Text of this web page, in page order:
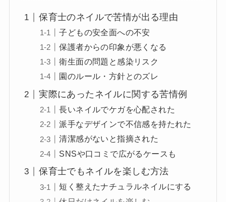
保育士のネイルで苦情が出る理由
子どもの安全面への不安
保護者からの印象が悪くなる
衛生面の問題と感染リスク
園のルール・方針とのズレ
実際にあったネイルに関する苦情例
長いネイルでケガを心配された
派手なデザインで不信感を持たれた
清潔感がないと指摘された
SNSや口コミで広がるケースも
保育士でもネイルを楽しむ方法
短く整えたナチュラルネイルにする